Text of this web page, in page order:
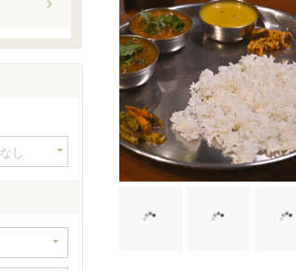
都庁前駅
西新宿五丁目駅
西武新宿駅